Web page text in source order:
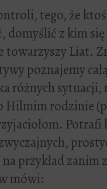
tego, że
domyślić z kim
towarzyszy Liat.
poznajemy
różnych sytuacji,
Hilmim rodzinie
Potrafi
przykład zanim
mówi: